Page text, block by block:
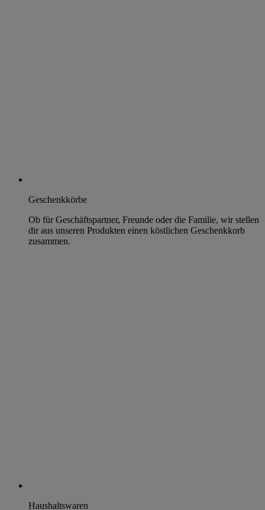
Geschenkkörbe
Ob für Geschäftspartner, Freunde oder die Familie, wir stellen
dir aus unseren Produkten einen köstlichen Geschenkkorb
zusammen.
Haushaltswaren